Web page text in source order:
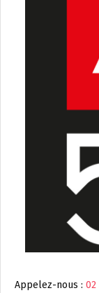
Appelez-nous : 02